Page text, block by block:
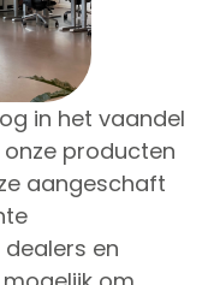
in het vaandel
producten
aangeschaft
dealers en